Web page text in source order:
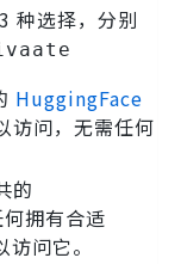
种选择，分别
HuggingFace
访问，无需任何
的
拥有合适
问它。